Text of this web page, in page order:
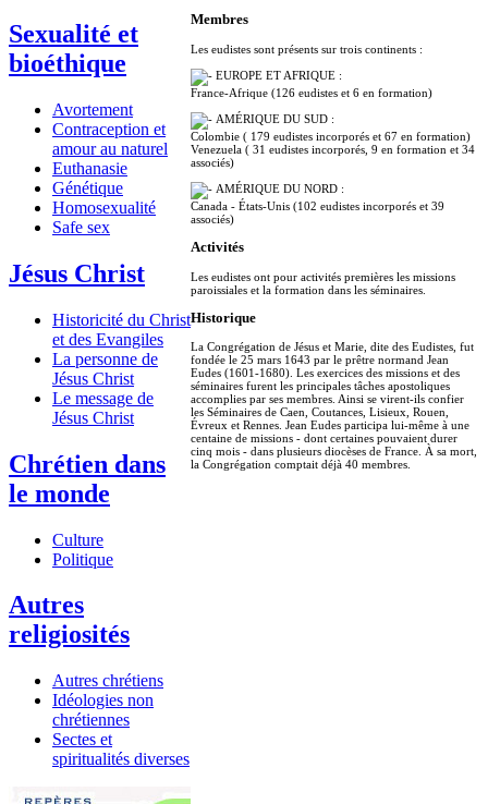
Sexualité et
bioéthique
Avortement
Contraception et
amour au naturel
Euthanasie
Génétique
Homosexualité
Safe sex
Jésus Christ
Historicité du Christ
et des Evangiles
La personne de
Jésus Christ
Le message de
Jésus Christ
Chrétien dans
le monde
Culture
Politique
Autres
religiosités
Autres chrétiens
Idéologies non
chrétiennes
Sectes et
spiritualités diverses
Membres
Les eudistes sont présents sur trois continents :
EUROPE ET AFRIQUE :
France-Afrique (126 eudistes et 6 en formation)
AMÉRIQUE DU SUD :
Colombie ( 179 eudistes incorporés et 67 en formation)
Venezuela ( 31 eudistes incorporés, 9 en formation et 34
associés)
AMÉRIQUE DU NORD :
Canada - États-Unis (102 eudistes incorporés et 39
associés)
Activités
Les eudistes ont pour activités premières les missions
paroissiales et la formation dans les séminaires.
Historique
La Congrégation de Jésus et Marie, dite des Eudistes, fut
fondée le 25 mars 1643 par le prêtre normand Jean
Eudes (1601-1680). Les exercices des missions et des
séminaires furent les principales tâches apostoliques
accomplies par ses membres. Ainsi se virent-ils confier
les Séminaires de Caen, Coutances, Lisieux, Rouen,
Évreux et Rennes. Jean Eudes participa lui-même à une
centaine de missions - dont certaines pouvaient durer
cinq mois - dans plusieurs diocèses de France. À sa mort,
la Congrégation comptait déjà 40 membres.